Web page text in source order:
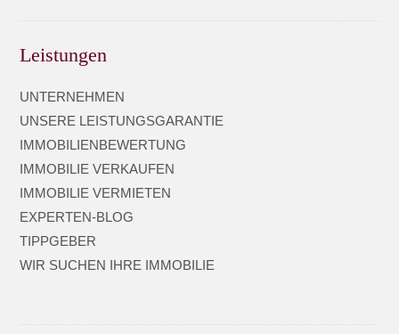
Leistungen
UNTERNEHMEN
UNSERE LEISTUNGSGARANTIE
IMMOBILIENBEWERTUNG
IMMOBILIE VERKAUFEN
IMMOBILIE VERMIETEN
EXPERTEN-BLOG
TIPPGEBER
WIR SUCHEN IHRE IMMOBILIE